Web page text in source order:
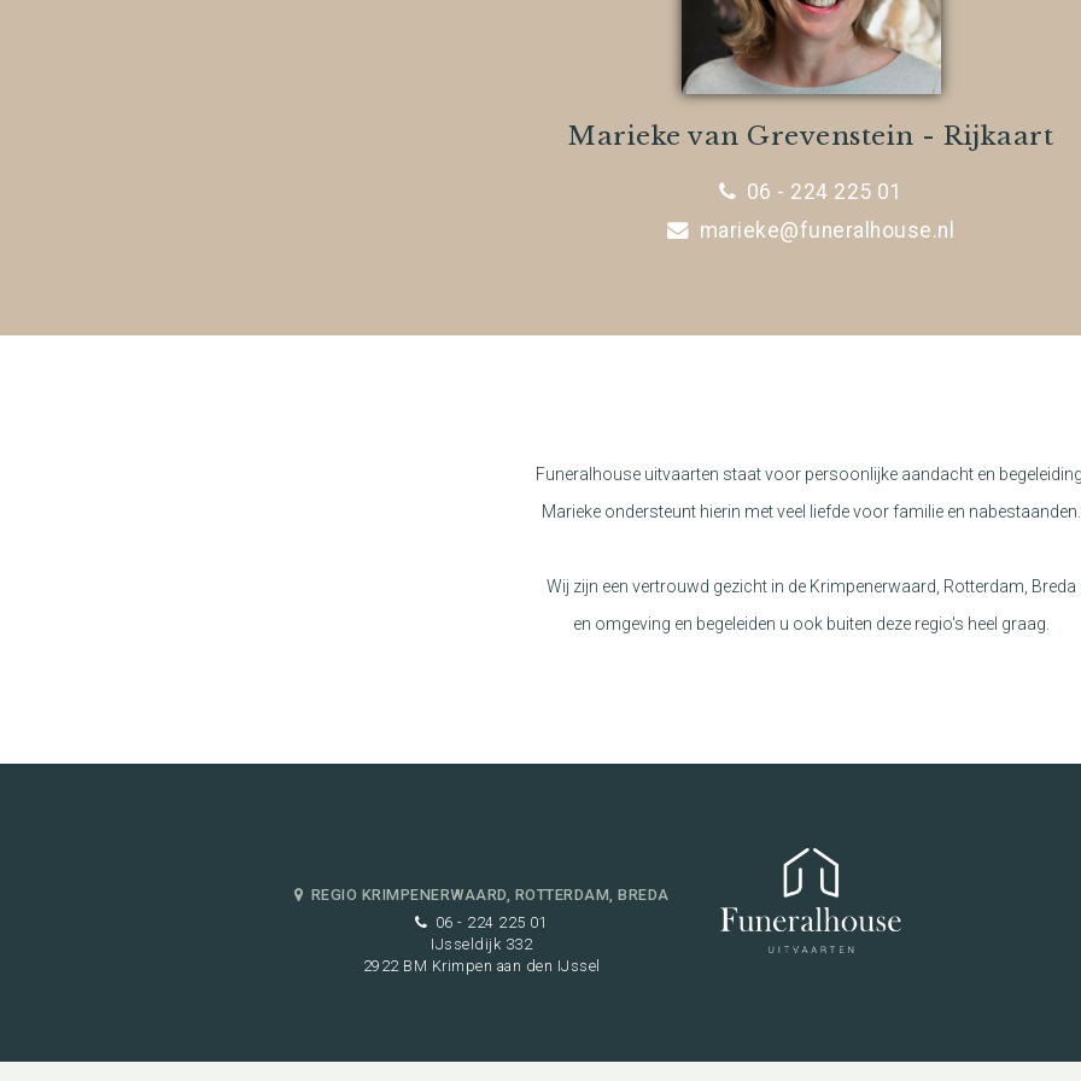
Marieke van Grevenstein - Rijkaart
06 - 224 225 01
marieke@funeralhouse.nl
Funeralhouse uitvaarten staat voor persoonlijke aandacht en
Marieke ondersteunt hierin met veel liefde voor familie en nabestaanden.
Wij zijn een vertrouwd gezicht in de Krimpenerwaard, Rotterdam, Breda
en omgeving en begeleiden u ook buiten deze regio's heel graag.
REGIO KRIMPENERWAARD, ROTTERDAM, BREDA
06 - 224 225 01
IJsseldijk 332
2922 BM Krimpen aan den IJssel